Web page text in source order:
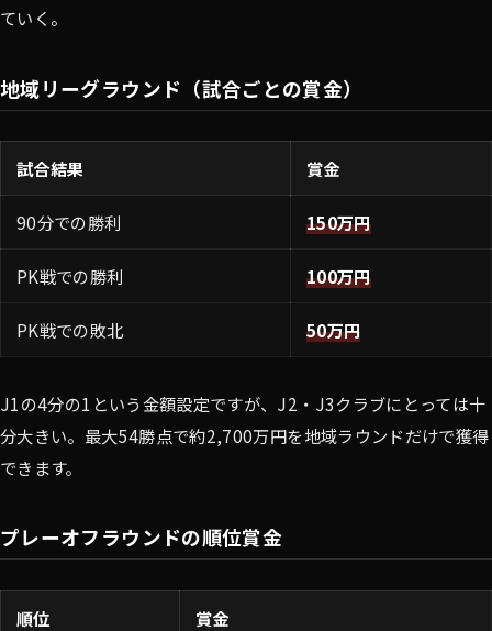
ていく。
地域リーグラウンド（試合ごとの賞金）
試合結果 賞金
90分での勝利 150万円
PK戦での勝利 100万円
PK戦での敗北 50万円
J1の4分の1という金額設定ですが、J2・J3クラブにとっては十
分大きい。最大54勝点で約2,700万円を地域ラウンドだけで獲得
できます。
プレーオフラウンドの順位賞金
順位 賞金